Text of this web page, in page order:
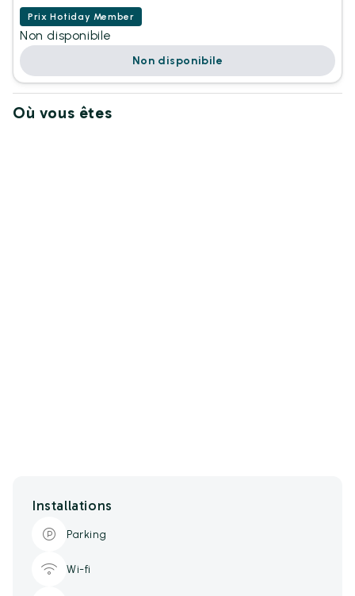
Prix Hotiday Member
Non disponibile
Non disponibile
Où vous êtes
Installations
Parking
Wi-fi